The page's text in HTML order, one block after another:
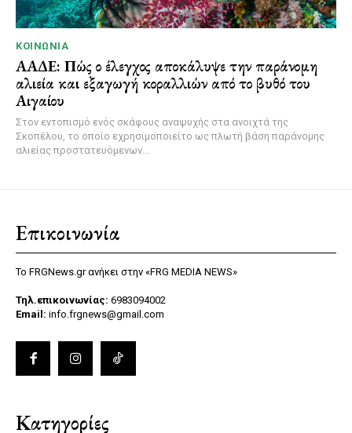
ΚΟΙΝΩΝΊΑ
ΑΑΔΕ: Πώς ο έλεγχος αποκάλυψε την παράνομη
αλιεία και εξαγωγή κοραλλιών από το βυθό του
Αιγαίου
Στον εντοπισμό ενός σκάφους αναψυχής στα ανοιχτά της
Σκοπέλου, το οποίο εχρησιμοποιείτο ως πλωτή βάση παράνομης
αλιείας προστατευόμενων...
Επικοινωνία
Το FRGNews.gr ανήκει στην «FRG MEDIA NEWS»
Τηλ.επικοινωνίας: 6983094002
Email: info.frgnews@gmail.com
Κατηγορίες